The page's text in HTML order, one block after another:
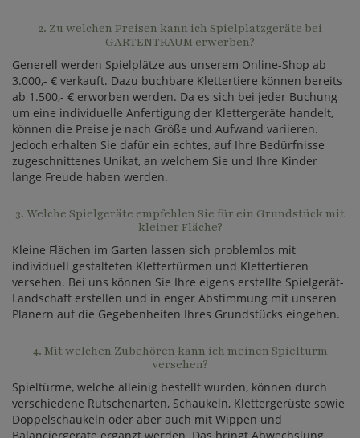
2. Zu welchen Preisen kann ich Spielplatzgeräte bei
GARTENTRAUM erwerben?
Generell werden Spielplätze aus unserem Online-Shop ab
3.000,- € verkauft. Dazu buchbare Klettertiere können bereits
ab 1.500,- € erworben werden. Da es sich bei jeder Buchung
um eine individuelle Anfertigung der Klettergeräte handelt,
können die Preise je nach Größe und Aufwand variieren.
Jedoch erhalten Sie dafür ein echtes, auf Ihre Bedürfnisse
zugeschnittenes Unikat, an welchem Sie und Ihre Kinder
lange Freude haben werden.
3. Welche Spielgeräte empfehlen Sie für ein Grundstück mit
kleiner Fläche?
Kleine Flächen im Garten lassen sich problemlos mit
individuell gestalteten Klettertürmen und Klettertieren
versehen. Bei uns können Sie Ihre eigens erstellte Spielgerät-
Landschaft erstellen und in enger Abstimmung mit unseren
Planern auf die Gegebenheiten Ihres Grundstücks eingehen.
4. Mit welchen Zubehören kann ich meinen Spielturm
versehen?
Spieltürme, welche alleinig bestellt wurden, können durch
verschiedene Rutschenarten, Schaukeln, Klettergerüste sowie
Doppelschaukeln oder aber auch mit Wippen und